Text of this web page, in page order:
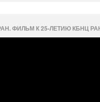
ФИЛЬМ К 25-ЛЕТИЮ КБНЦ